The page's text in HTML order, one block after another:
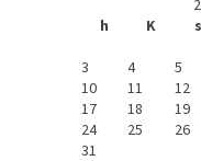
h
K s
3
4 5
10
11 12
17
18 19
24
25 26
31